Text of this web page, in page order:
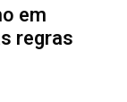
em
regras